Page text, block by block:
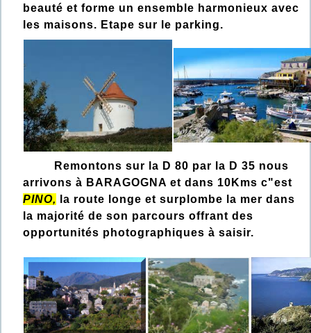
beauté et forme un ensemble harmonieux avec
les maisons. Etape sur le parking.
Remontons sur la D 80 par la D 35 nous
arrivons à BARAGOGNA et dans 10Kms c"est
PINO,
la route longe et surplombe la mer dans
la majorité de son parcours offrant des
opportunités photographiques à saisir.